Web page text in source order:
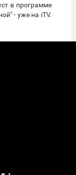
в программе
- уже на iTV.